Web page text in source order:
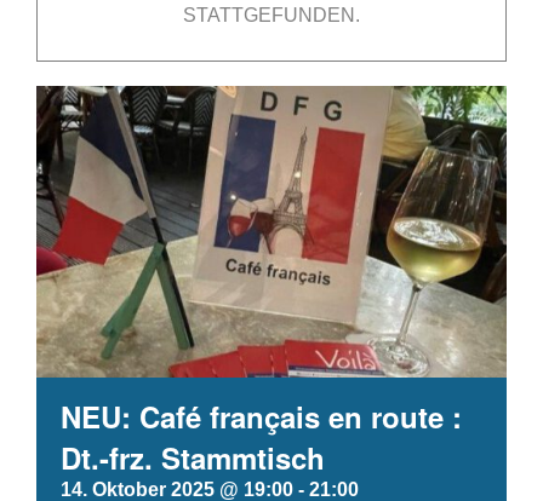
STATTGEFUNDEN.
NEU: Café français en route :
Dt.-frz. Stammtisch
14. Oktober 2025 @ 19:00 - 21:00